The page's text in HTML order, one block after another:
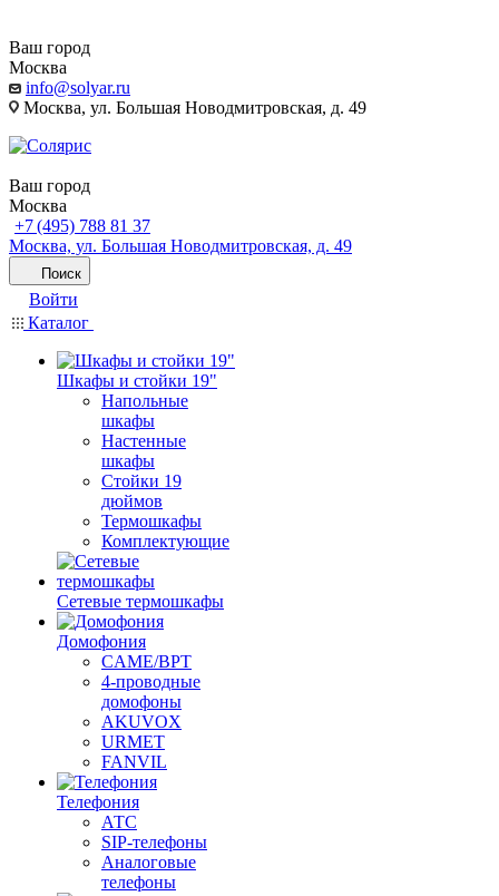
Ваш город
Москва
info@solyar.ru
Москва, ул. Большая Новодмитровская, д. 49
Ваш город
Москва
+7 (495) 788 81 37
Москва, ул. Большая Новодмитровская, д. 49
Поиск
Войти
Каталог
Шкафы и стойки 19"
Напольные
шкафы
Настенные
шкафы
Стойки 19
дюймов
Термошкафы
Комплектующие
Сетевые термошкафы
Домофония
CAME/BPT
4-проводные
домофоны
AKUVOX
URMET
FANVIL
Телефония
АТС
SIP-телефоны
Аналоговые
телефоны